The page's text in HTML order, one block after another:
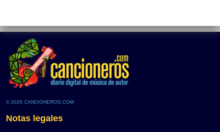
© 2026 CANCIONEROS.COM
Notas legales